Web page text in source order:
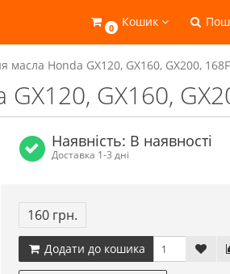
0 Кошик
масла Honda GX120, GX160, GX200, 168F
GX160,
Наявність: В наявності
Доставка 1-3 дні
160 грн.
Додати до кошика